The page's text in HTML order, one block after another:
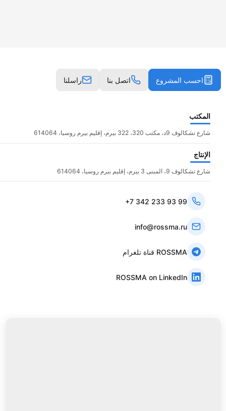
احسب المشروع اتصل بنا راسلنا
المكتب
شارع تشكالوف 9د، مكتب 320، 322 بيرم، إقليم بيرم روسيا، 614064
الإنتاج
شارع تشكالوف 9، المبنى 3 بيرم، إقليم بيرم روسيا، 614064
+7 342 233 93 99
info@rossma.ru
قناة تلغرام ROSSMA
ROSSMA on LinkedIn